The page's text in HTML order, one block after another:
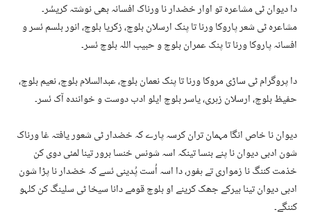
دا دیوان ٹی مشاعرہ تو اوار خضدار نا ورناک افسانہ بھی نوشتہ کریسُر۔
مشاعرہ ٹی شعر پاروکا ورنا تا پنک ارسلان بلوچ، زکریا بلوچ، انور بلسم ئسر و
افسانہ پاروکا ورنا تا پنک عمران بلوچ و حبیب اللہ بلوچ ئسر۔
دا پروگرام ٹی ساڑی مروکا ورنا تا پنک نعمان بلوچ، عبدالسلام بلوچ، نعیم بلوچ،
حفیظ بلوچ، ارسلان زہری، یاسر بلوچ ایلو ادب دوست و خوانندہ آک ئسر۔
دیوان نا خاص انگا مہمان تران کرسہ پارے کہ خضدار ٹی شعور یافتہ غا ورناک
شون ادبی دیوان نا پنے بنسا تینکہ اسہ شونس خنسا برور تینا لمئی دوی کن
خذمت کننگ نا زمواری تے ہفور، دا اسہ اُست پُدینی ئسے کہ خضدار نا پڑا شون
ادبی دیوان تینا بیرکے جھک کرینے او بلوچ قومے دانا سیخا ٹی سلینگ کن کلہو
کننگے۔